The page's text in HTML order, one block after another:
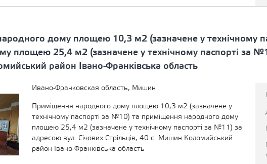
дому площею 10,3 м2 (зазначене у технічному
площею 25,4 м2 (зазначене у технічному паспорті за
район Івано-Франківська область
Ивано-Франковская область, Мишин
Приміщення народного дому площею 10,3 м2 (зазначене у
технічному паспорті за №10) та приміщення народного дому
площею 25,4 м2 (зазначене у технічному паспорті за №11) за
адресою вул. Січових Стрільців, 40 с. Мишин Коломийський
район Івано-Франківська область